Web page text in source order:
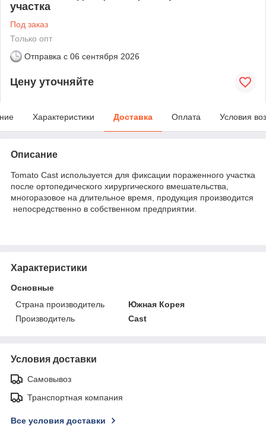
участка
Под заказ
Только опт
Отправка с 06 сентября 2026
Цену уточняйте
Характеристики Доставка Оплата Условия
Описание
Tomato Cast используется для фиксации пораженного участка
после ортопедического хирургического вмешательства,
многоразовое на длительное время, продукция производится
непосредственно в собственном предприятии.
Характеристики
Основные
Страна производитель
Южная Корея
Производитель
Cast
Условия доставки
Самовывоз
Транспортная компания
Все условия доставки